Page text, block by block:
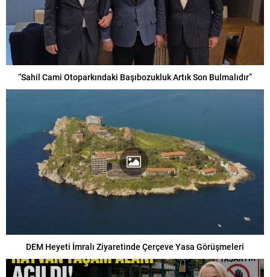
“Sahil Cami Otoparkındaki Başıbozukluk Artık Son Bulmalıdır”
DEM Heyeti İmralı Ziyaretinde Çerçeve Yasa Görüşmeleri